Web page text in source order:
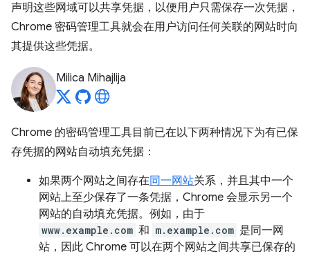
声明这些网域可以共享凭据，以便用户只需保存一次凭据，
Chrome 密码管理工具就会在用户访问任何关联的网站时向
其提供这些凭据。
Milica Mihajlija
Chrome 的密码管理工具目前已在以下两种情况下为有已保
存凭据的网站自动填充凭据：
如果两个网站之间存在同一网站关系，并且其中一个
网站上至少保存了一条凭据，Chrome 会显示另一个
网站的自动填充凭据。例如，由于
www.example.com 和 m.example.com 是同一网
站，因此 Chrome 可以在两个网站之间共享已保存的